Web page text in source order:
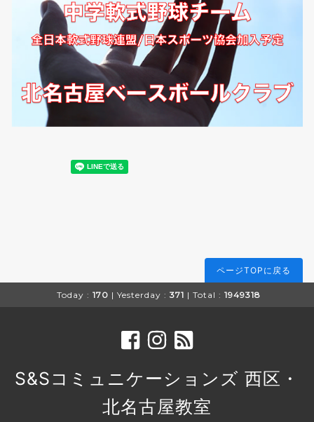
ページTOPに戻る
Today : 170 | Yesterday : 371 | Total : 1949318
S&Sコミュニケーションズ 西区・
北名古屋教室